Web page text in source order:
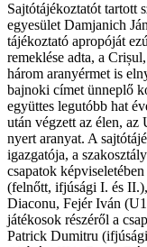
Sajtótájékoztatót tartott
egyesület Damjanich
tájékoztató apropóját
remeklése adta, a
három aranyérmet is
bajnoki címet ünneplő
együttes legutóbb hat
után végzett az élen, az
nyert aranyat. A
igazgatója, a
csapatok
(felnőtt, ifjúsági I. és
Diaconu, Fejér Iván
játékosok részéről a
Patrick Dumitru